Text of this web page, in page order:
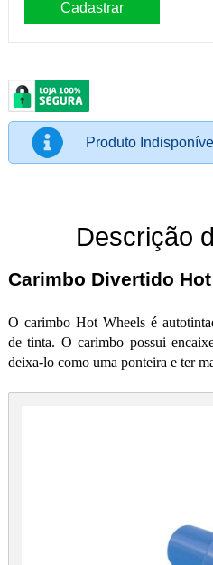
Produto
Descrição
Carimbo Divertido
O carimbo Hot Wheels é
de tinta. O carimbo possui
deixa-lo como uma ponteira e ter